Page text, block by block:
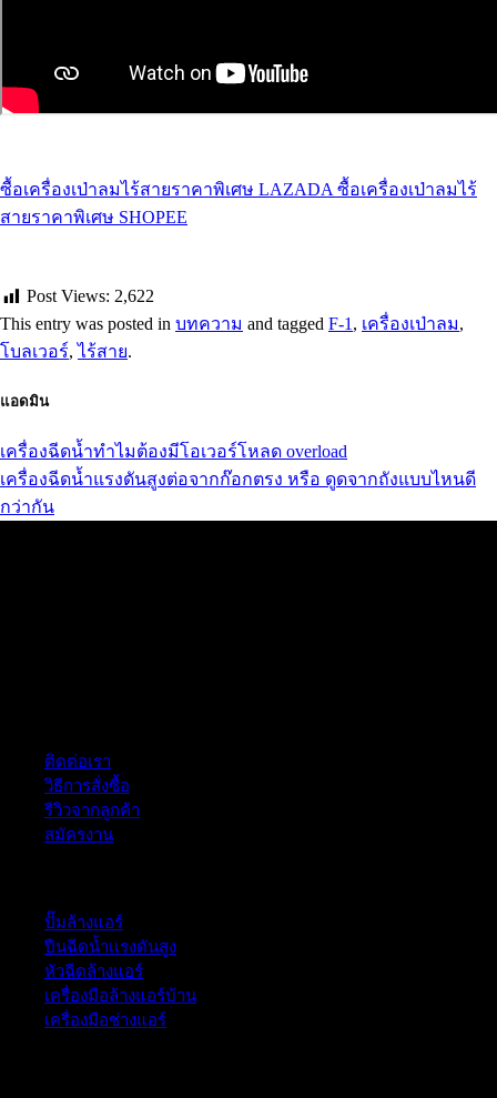
ซื้อเครื่องเป่าลมไร้สายราคาพิเศษ LAZADA ซื้อเครื่องเป่าลมไร้
สายราคาพิเศษ SHOPEE
Post Views: 2,622
This entry was posted in บทความ and tagged F-1 , เครื่องเป่าลม,
โบลเวอร์,ไร้สาย.
แอดมิน
เครื่องฉีดน้ำทำไมต้องมีโอเวอร์โหลด overload
เครื่องฉีดน้ำแรงดันสูงต่อจากก๊อกตรง หรือ ดูดจากถังแบบไหนดี
กว่ากัน
ติดต่อเรา
วิธีการสั่งซื้อ
รีวิวจากลูกค้า
สมัครงาน
ปั๊มล้างแอร์
ปืนฉีดน้ำเเรงดันสูง
หัวฉีดล้างแอร์
เครื่องมือล้างแอร์บ้าน
เครื่องมือช่างแอร์